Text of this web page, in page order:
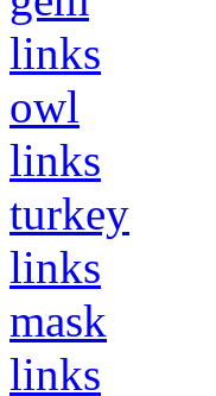
links
owl
links
turkey
links
mask
links